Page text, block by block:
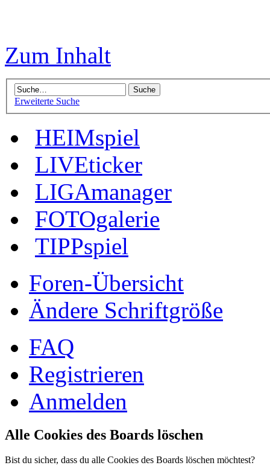
Zum Inhalt
Erweiterte Suche
HEIMspiel
LIVEticker
LIGAmanager
FOTOgalerie
TIPPspiel
Foren-Übersicht
Ändere Schriftgröße
FAQ
Registrieren
Anmelden
Alle Cookies des Boards löschen
Bist du sicher, dass du alle Cookies des Boards löschen möchtest?